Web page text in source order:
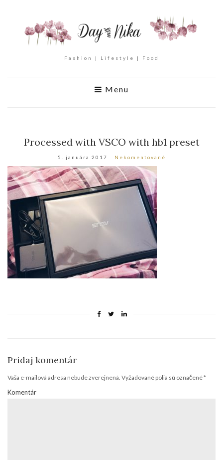
Fashion | Lifestyle | Food
Menu
Processed with VSCO with hb1 preset
5. januára 2017 Nekomentované
Pridaj komentár
Vaša e-mailová adresa nebude zverejnená. Vyžadované polia sú označené*
Komentár